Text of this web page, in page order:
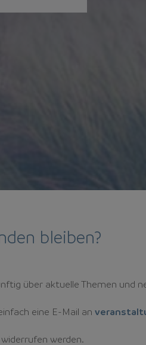
bleiben?
über aktuelle Themen und
eine E-Mail an
werden.